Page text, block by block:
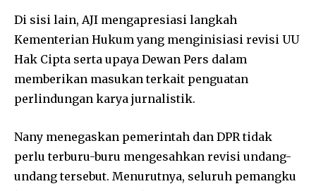
Di sisi lain, AJI mengapresiasi langkah
Kementerian Hukum yang menginisiasi revisi UU
Hak Cipta serta upaya Dewan Pers dalam
memberikan masukan terkait penguatan
perlindungan karya jurnalistik.
Nany menegaskan pemerintah dan DPR tidak
perlu terburu-buru mengesahkan revisi undang-
undang tersebut. Menurutnya, seluruh pemangku